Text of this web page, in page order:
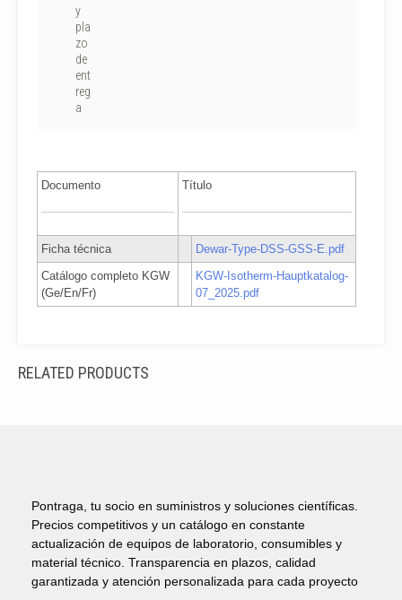
y
pla
zo
de
ent
reg
a
Documento Título
Ficha técnica
Dewar-Type-DSS-GSS-E.pdf
Catálogo completo KGW
(Ge/En/Fr)
KGW-Isotherm-Hauptkatalog-
07_2025.pdf
RELATED PRODUCTS
Pontraga, tu socio en suministros y soluciones científicas.
Precios competitivos y un catálogo en constante
actualización de equipos de laboratorio, consumibles y
material técnico. Transparencia en plazos, calidad
garantizada y atención personalizada para cada proyecto